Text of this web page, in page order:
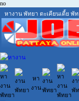
no
หางาน พัทยา ตะเคียนเตี้ย พัท
หา
งาน